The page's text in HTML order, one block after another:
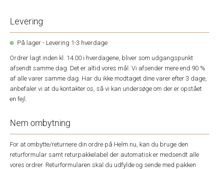
Levering
På lager - Levering 1-3 hverdage
Ordrer lagt inden kl. 14.00 i hverdagene, bliver som udgangspunkt
afsendt samme dag. Det er altid vores mål. Vi afsender mere end 90 %
af alle varer samme dag. Har du ikke modtaget dine varer efter 3 dage,
anbefaler vi at du kontakter os, så vi kan undersøge om der er opstået
en fejl.
Nem ombytning
For at ombytte/returnere din ordre på Helm.nu, kan du bruge den
returformular samt returpakkelabel der automatisk er medsendt alle
vores ordrer. Returformularen skal du udfylde og sende med pakken